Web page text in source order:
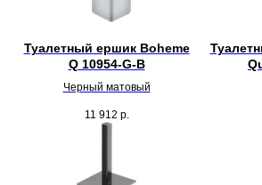
Туалетный ершик Boheme
Q 10954-G-B
Черный матовый
11 912 р.